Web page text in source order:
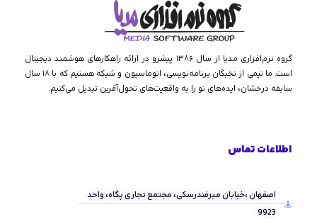
گروه نرم‌افزاری مدیا از سال ۱۳۸۶ پیشرو در ارائه راهکارهای هوشمند دیجیتال
است. ما تیمی از نخبگان برنامه‌نویسی، اتوماسیون و شبکه هستیم که با ۱۸ سال
سابقه درخشان، ایده‌های نو را به واقعیت‌های تحول‌آفرین تبدیل می‌کنیم.
اطلاعات تماس
اصفهان ،خیابان میرفندرسکی، مجتمع تجاری پگاه، واحد
9923